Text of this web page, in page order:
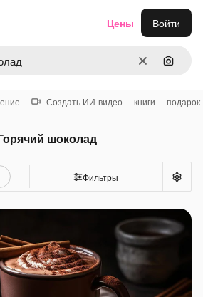
ОчиститьПоиск
Цены Войти
Создать ИИ-видео книги подарок
шоколад
Фильтры